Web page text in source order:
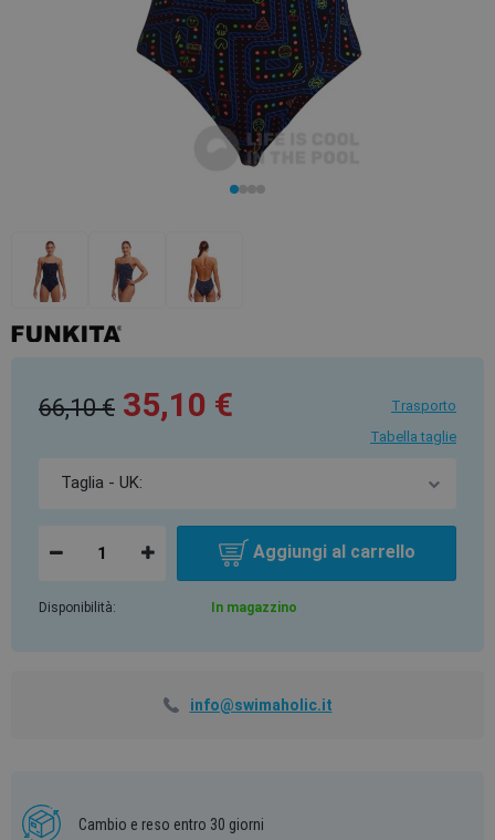
66,10 € 35,10 €
Trasporto
Tabella taglie
Aggiungi al carrello
Disponibilità: In magazzino
info@swimaholic.it
Cambio e reso entro 30 giorni